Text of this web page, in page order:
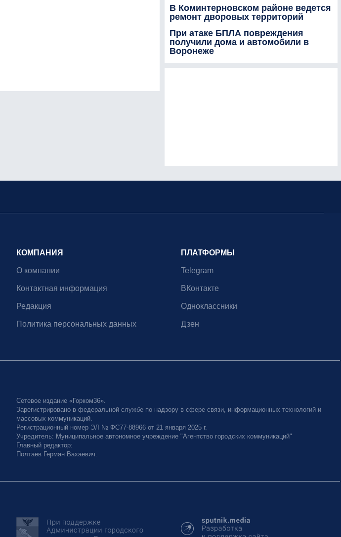
В Коминтерновском районе ведется
ремонт дворовых территорий
При атаке БПЛА повреждения
получили дома и автомобили в
Воронеже
КОМПАНИЯ
О компании
Контактная информация
Редакция
Политика персональных данных
ПЛАТФОРМЫ
Telegram
ВКонтакте
Одноклассники
Дзен
Сетевое издание «Горком36».
Зарегистрировано в федеральной службе по надзору в сфере связи, информационных технологий и
массовых коммуникаций.
Регистрационный номер ЭЛ № ФС77-88966 от 21 января 2025 г.
Учредитель: Муниципальное автономное учреждение "Агентство городских коммуникаций"
Главный редактор:
Полтаев Герман Вахаевич.